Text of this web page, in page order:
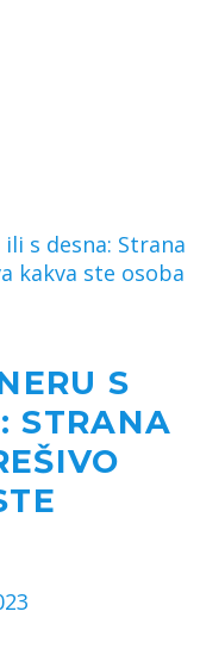
s desna: Strana
kakva ste osoba
S
STRANA